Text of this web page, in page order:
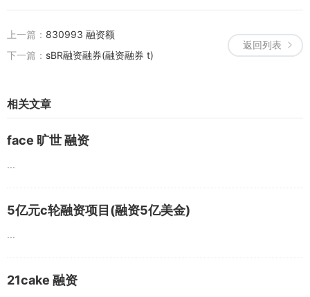
实现更好的投资收益。我们期待着未来融资融券业务在资本市场上的
更多精彩表现。
返回列表
上一篇： 830993 融资额
下一篇： sBR融资融券(融资融券 t)
相关文章
face 旷世 融资
...
5亿元c轮融资项目(融资5亿美金)
...
21cake 融资